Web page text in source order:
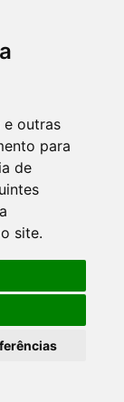
outras
para
de
site.